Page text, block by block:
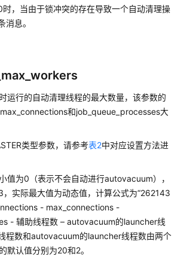
，当由于锁冲突的存在导致一个自动清理操
消息。
运行的自动清理线程的最大数量，该参数的
和job_queue_processes大
类型参数，请参考表2中对应设置方法进
值为0（表示不会自动进行autovacuum），
实际最大值为动态值，计算公式为“262143
- max_connections -
- 辅助线程数 – autovacuum的launcher线
程数和autovacuum的launcher线程数由两个
默认值分别为20和2。